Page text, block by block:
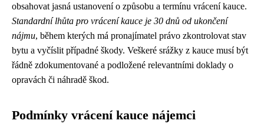
obsahovat jasná ustanovení o způsobu a termínu vrácení kauce.
Standardní lhůta pro vrácení kauce je 30 dnů od ukončení
nájmu, během kterých má pronajímatel právo zkontrolovat stav
bytu a vyčíslit případné škody. Veškeré srážky z kauce musí být
řádně zdokumentované a podložené relevantními doklady o
opravách či náhradě škod.
Podmínky vrácení kauce nájemci